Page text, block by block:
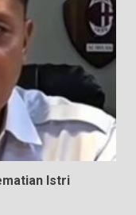
Istri